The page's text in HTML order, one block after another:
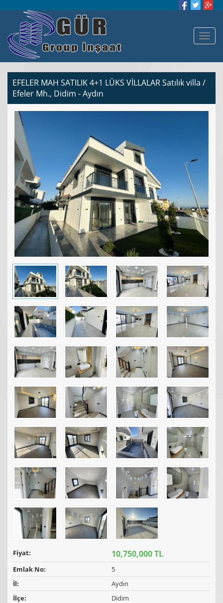
EFELER MAH SATILIK 4+1 LÜKS VİLLALAR Satılık villa /
Efeler Mh., Didim - Aydın
Fiyat: 10,750,000 TL
Emlak No:
5
İl:
Aydın
İlçe:
Didim